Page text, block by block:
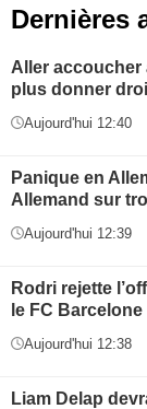
Dernières
Aller accoucher
plus donner
Aujourd'hui 12:40
Panique en
Allemand sur
Aujourd'hui 12:39
Rodri rejette
le FC Barcelone
Aujourd'hui 12:38
Liam Delap